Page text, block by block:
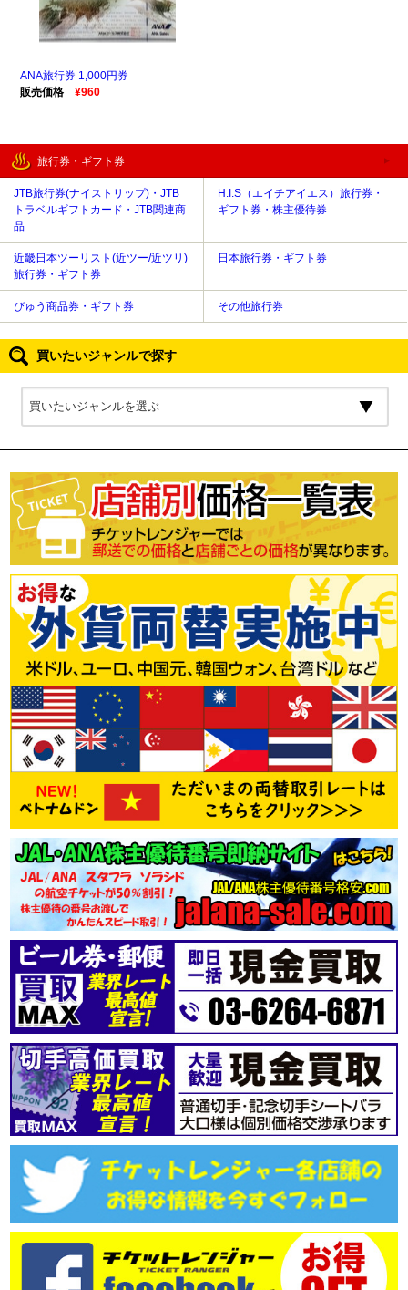
ANA旅行券 1,000円券
販売価格
¥960
旅行券・ギフト券
JTB旅行券(ナイストリップ)・JTB
トラベルギフトカード・JTB関連商
品
H.I.S（エイチアイエス）旅行券・
ギフト券・株主優待券
近畿日本ツーリスト(近ツー/近ツリ)
旅行券・ギフト券
日本旅行券・ギフト券
びゅう商品券・ギフト券 その他旅行券
買いたいジャンルで探す